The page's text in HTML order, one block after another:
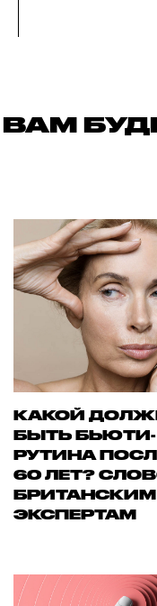
ВАМ
КАКОЙ
БЫТЬ БЬЮТИ-
РУТИНА
60 ЛЕТ?
БРИТАНСКИМ
ЭКСПЕРТАМ